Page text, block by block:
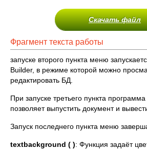
Скачать файл
Фрагмент текста работы
запуске второго пункта меню
Builder, в режиме которой можно
редактировать БД.
При запуске третьего пункта
позволяет выпустить документ и
Запуск последнего пункта меню
textbackground ( ): Функция задаёт